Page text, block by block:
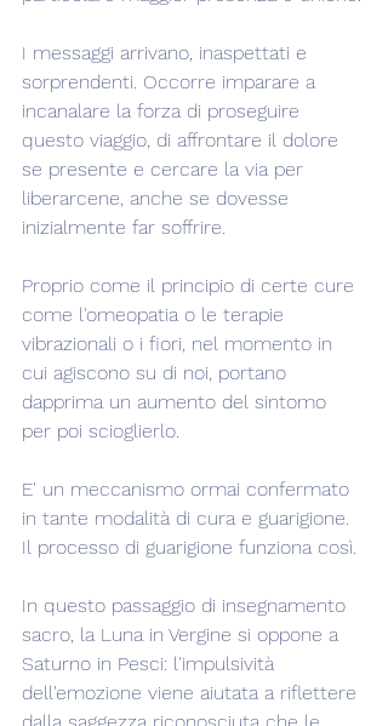
I messaggi arrivano, inaspettati e
sorprendenti. Occorre imparare a
incanalare la forza di proseguire
questo viaggio, di affrontare il dolore
se presente e cercare la via per
liberarcene, anche se dovesse
inizialmente far soffrire.
Proprio come il principio di certe cure
come l'omeopatia o le terapie
vibrazionali o i fiori, nel momento in
cui agiscono su di noi, portano
dapprima un aumento del sintomo
per poi scioglierlo.
E' un meccanismo ormai confermato
in tante modalità di cura e guarigione.
Il processo di guarigione funziona così.
In questo passaggio di insegnamento
sacro, la Luna in Vergine si oppone a
Saturno in Pesci: l'impulsività
dell'emozione viene aiutata a riflettere